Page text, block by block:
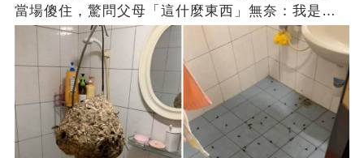
當場傻住，驚問父母「這什麼東西」無奈：我是親
生的嗎？